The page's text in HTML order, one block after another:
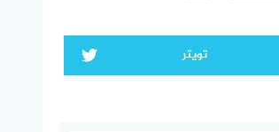
تويتر